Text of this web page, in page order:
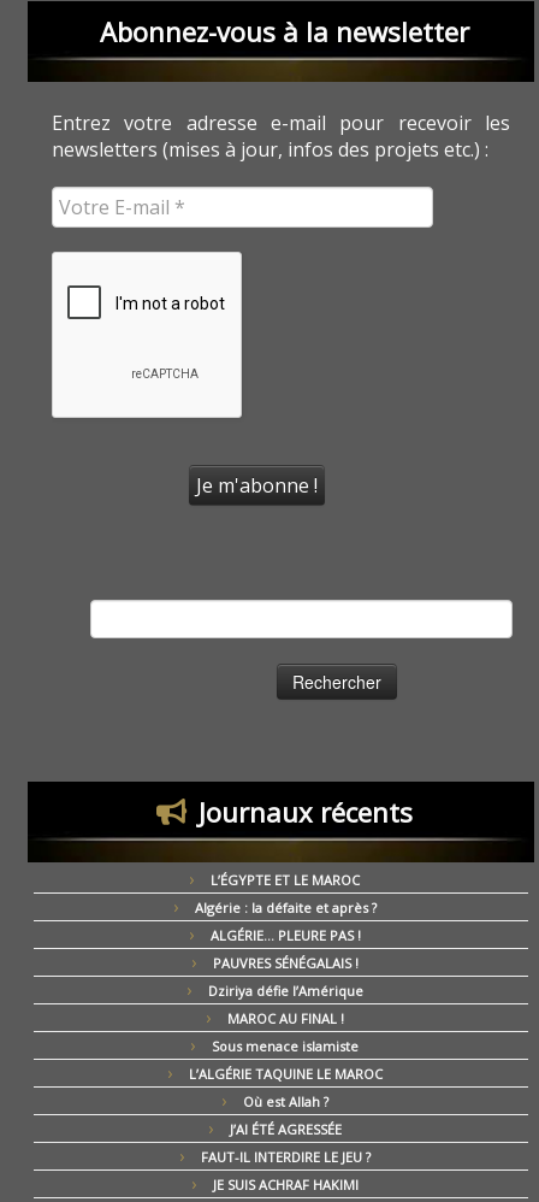
Abonnez-vous à la newsletter
Entrez votre adresse e-mail pour recevoir les
newsletters (mises à jour, infos des projets etc.) :
Journaux récents
L’ÉGYPTE ET LE MAROC
Algérie : la défaite et après ?
ALGÉRIE… PLEURE PAS !
PAUVRES SÉNÉGALAIS !
Dziriya défie l’Amérique
MAROC AU FINAL !
Sous menace islamiste
L’ALGÉRIE TAQUINE LE MAROC
Où est Allah ?
J’AI ÉTÉ AGRESSÉE
FAUT-IL INTERDIRE LE JEU ?
JE SUIS ACHRAF HAKIMI